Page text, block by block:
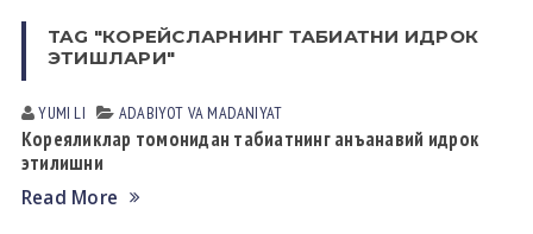
TAG "КОРЕЙСЛАРНИНГ ТАБИАТНИ ИДРОК
ЭТИШЛАРИ"
YUMI LI АDАBIYOT VА MАDАNIYAT
Кореяликлар томонидан табиатнинг анъанавий идрок
этилишни
Read More